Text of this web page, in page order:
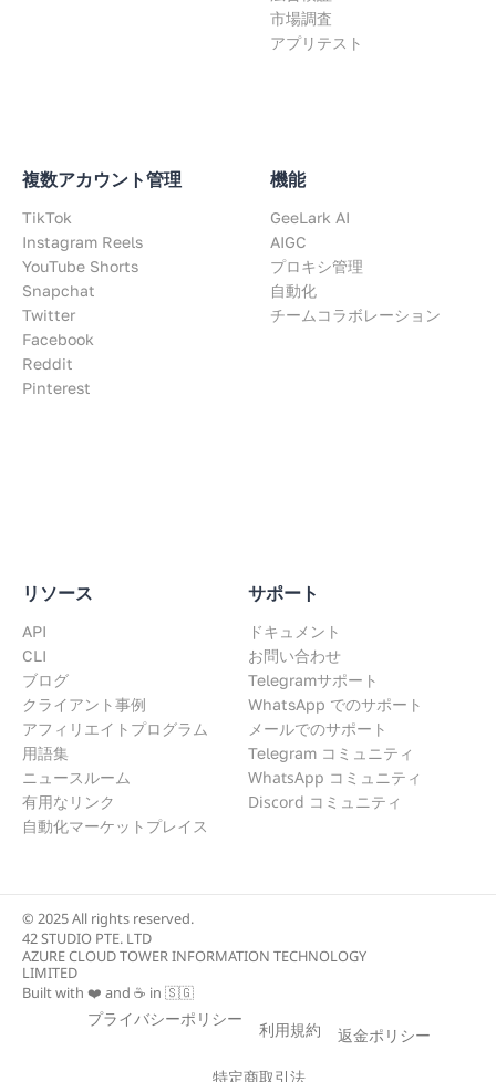
複数アカウント管理
TikTok
Instagram Reels
YouTube Shorts
Snapchat
Twitter
Facebook
Reddit
Pinterest
市場調査
アプリテスト
機能
GeeLark AI
AIGC
プロキシ管理
自動化
チームコラボレーション
リソース
API
CLI
ブログ
クライアント事例
アフィリエイトプログラム
用語集
ニュースルーム
有用なリンク
自動化マーケットプレイス
サポート
ドキュメント
お問い合わせ
Telegramサポート
WhatsApp でのサポート
メールでのサポート
Telegram コミュニティ
WhatsApp コミュニティ
Discord コミュニティ
© 2025 All rights reserved.
42 STUDIO PTE. LTD
AZURE CLOUD TOWER INFORMATION TECHNOLOGY
LIMITED
Built with ❤️ and ☕ in 🇸🇬
プライバシーポリシー
利用規約
返金ポリシー
特定商取引法